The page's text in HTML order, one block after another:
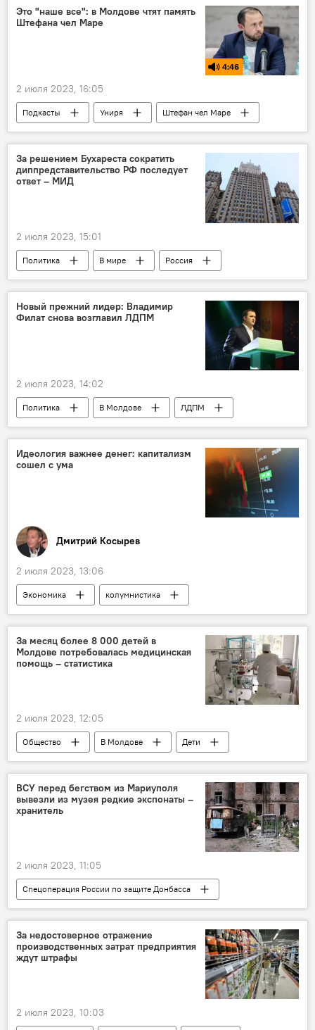
Это "наше все": в Молдове чтят память
Штефана чел Маре
4:46
2 июля 2023, 16:05
Подкасты Униря
Штефан чел Маре
Молдова
За решением Бухареста сократить
диппредставительство РФ последует
ответ – МИД
2 июля 2023, 15:01
Политика В мире
Россия
Румыния
МИД РФ
Новый прежний лидер: Владимир
Филат снова возглавил ЛДПМ
2 июля 2023, 14:02
Политика В Молдове
ЛДПМ
Владимир Филат
Идеология важнее денег: капитализм
сошел с ума
Дмитрий Косырев
2 июля 2023, 13:06
Экономика колумнистика
За месяц более 8 000 детей в
Молдове потребовалась медицинская
помощь – статистика
2 июля 2023, 12:05
Общество В Молдове
Дети
здравоохранение
ВСУ перед бегством из Мариуполя
вывезли из музея редкие экспонаты –
хранитель
2 июля 2023, 11:05
Спецоперация России по защите Донбасса
В мире
Россия
За недостоверное отражение
производственных затрат предприятия
ждут штрафы
2 июля 2023, 10:03